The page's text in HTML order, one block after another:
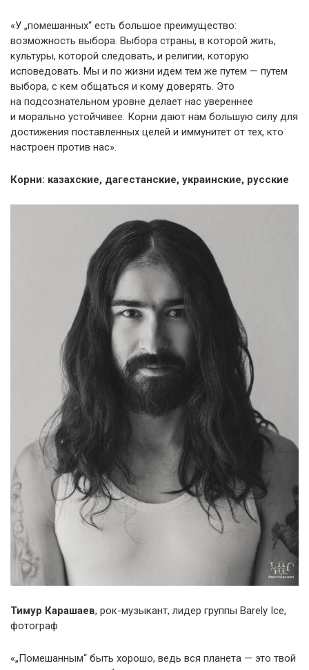
«У „помешанных“ есть большое преимущество:
возможность выбора. Выбора страны, в которой жить,
культуры, которой следовать, и религии, которую
исповедовать. Мы и по жизни идем тем же путем — путем
выбора, с кем общаться и кому доверять. Это
на подсознательном уровне делает нас увереннее
и морально устойчивее. Корни дают нам большую силу для
достижения поставленных целей и иммунитет от тех, кто
настроен против нас».
Корни: казахские, дагестанские, украинские, русские
Тимур Карашаев, рок-музыкант, лидер группы Barely Ice,
фотограф
«„Помешанным“ быть хорошо, ведь вся планета — это твой